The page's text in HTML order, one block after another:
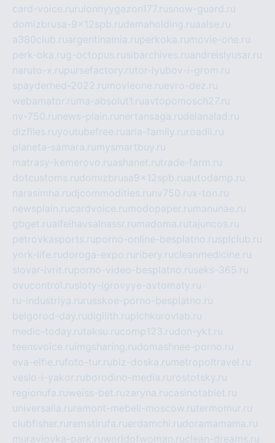
card-voice.ru rulonnyygazon177.rusnow-guard.ru
domizbrusa-9x12spb.rudemaholding.ruaalse.ru
a380club.ruargentinamia.ruperkoka.ru movie-one.ru
perk-oka.rug-octopus.rusibarchives.ruandreislyusar.ru
naruto-x.rupursefactory.rutor-lyubov-i-grom.ru
spayderhed-2022.ru movieone.ruevro-dez.ru
webamator.ru ma-absolut1.ruavtopomosch27.ru
nv-750.ru news-plain.ru nertansaga.rudelanalad.ru
dizfiles.ruyoutubefree.ruaria-family.ru roadli.ru
planeta-samara.ru mysmartbuy.ru
matrasy-kemerovo.ruashanet.rutrade-farm.ru
dotcustoms.rudomizbrusa9x12spb.ruautodamp.ru
narasimha.rudjcommodities.ru nv750.rux-ton.ru
newsplain.rucardvoice.ru modopaper.ru manunae.ru
gbget.rualfeihavsalnassr.ru madoma.rutajuncos.ru
petrovkasports.ruporno-online-besplatno.rusplclub.ru
york-life.rudoroga-expo.ru ribery.rucleanmedicine.ru
slovar-ivrit.ruporno-video-besplatno.ruseks-365.ru
ovucontrol.rusloty-igrovyye-avtomaty.ru
ru-industriya.ru russkoe-porno-besplatno.ru
belgorod-day.rudigilith.rupichkurovlab.ru
medic-today.rutaksu.rucomp123.rudon-ykt.ru
teensvoice.ru imgsharing.rudomashnee-porno.ru
eva-elfie.rufoto-tur.rubiz-doska.ru metropoltravel.ru
veslo-i-yakor.ruborodino-media.ru rostotsky.ru
regionufa.ruweiss-bet.ruzaryna.rucasinotablet.ru
universalia.ru remont-mebeli-moscow.rutermomur.ru
clubfisher.ru remstirufa.ruerdamchi.rudoramamama.ru
muraviovka-park.ruworldofwoman.ruclean-dreams.ru